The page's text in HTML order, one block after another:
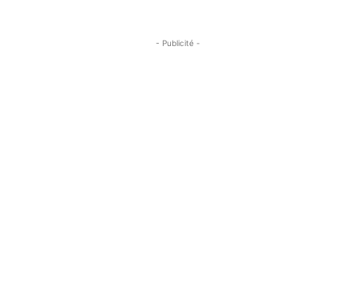
- Publicité -